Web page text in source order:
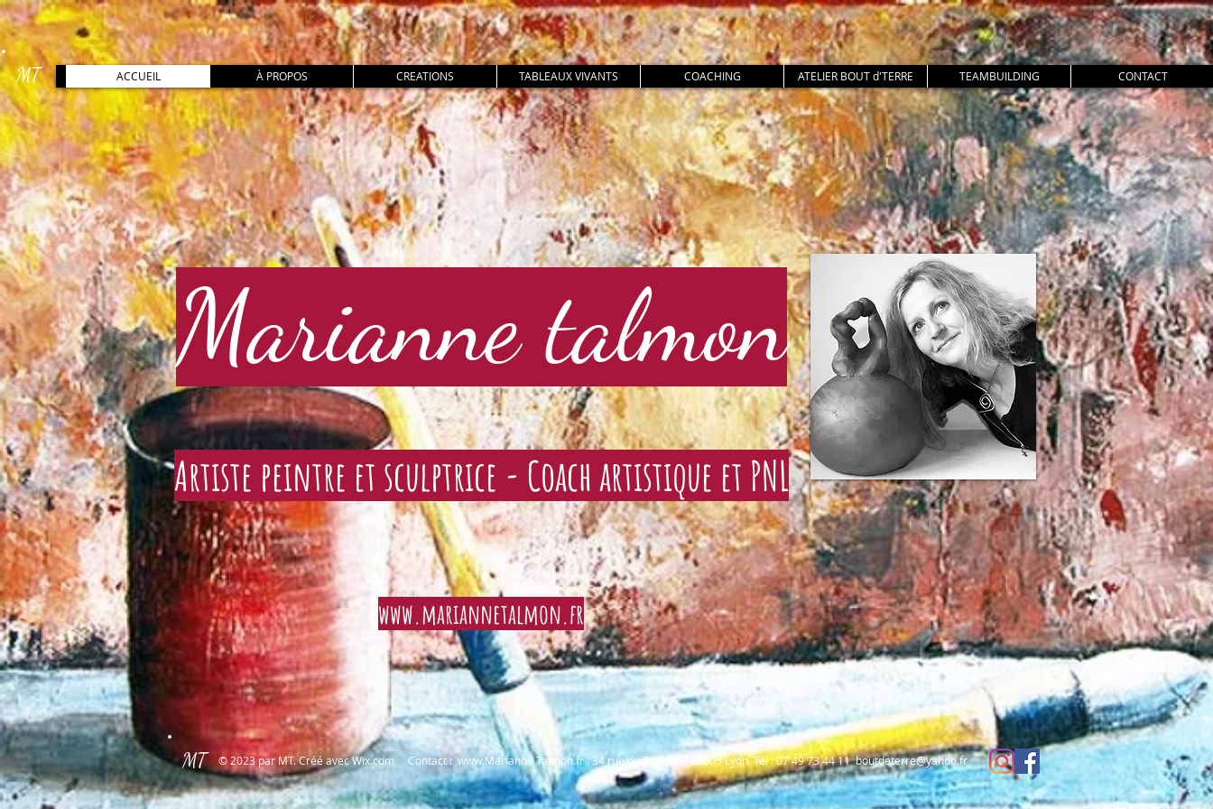
MT ACCUEIL À PROPOS CREATIONS TABLEAUX VIVANTS COACHING ATELIER BOUT d'TERRE TEAMBUILDING CONTACT
Marianne talmon
Artiste peintre et sculptrice - Coach artistique et PNL
www.mariannetalmon.fr
MT © 2023 par MT. Créé avecWix.com Contact :www.MarianneTalmon.fr : 34 rue du Doyenné 69005 Lyon Tél : 07 49 73 44 11boutdeterre@yahoo.fr